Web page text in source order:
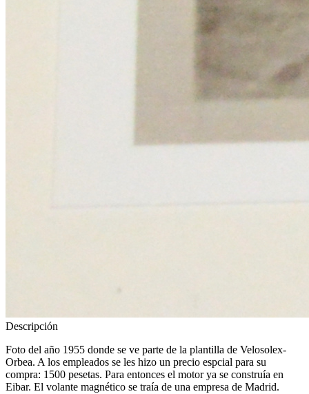
Descripción
Foto del año 1955 donde se ve parte de la plantilla de Velosolex-
Orbea. A los empleados se les hizo un precio espcial para su
compra: 1500 pesetas. Para entonces el motor ya se construía en
Eibar. El volante magnético se traía de una empresa de Madrid.